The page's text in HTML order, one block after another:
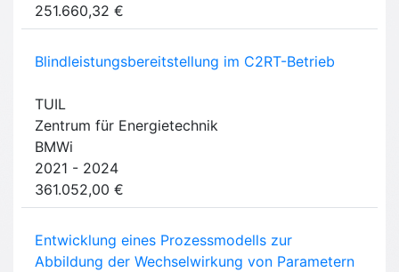
251.660,32 €
Blindleistungsbereitstellung im C2RT-Betrieb
TUIL
Zentrum für Energietechnik
BMWi
2021 - 2024
361.052,00 €
Entwicklung eines Prozessmodells zur
Abbildung der Wechselwirkung von Parametern